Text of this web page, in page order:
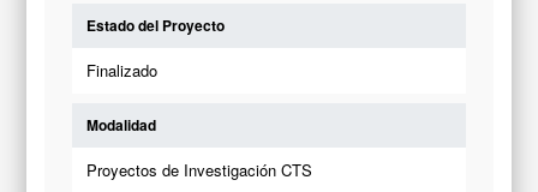
Estado del Proyecto
Finalizado
Modalidad
Proyectos de Investigación CTS